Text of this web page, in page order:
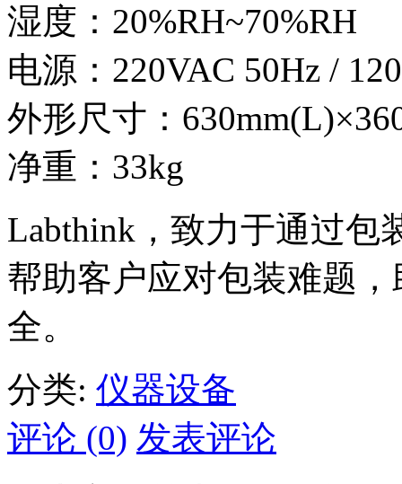
湿度：20%RH~70%RH
电源：220VAC 50Hz /
外形尺寸：
净重：33kg
Labthink，致力于通过包
帮助客户应对包装难题
全。
分类: 仪器设备
评论 (0) 发表评论